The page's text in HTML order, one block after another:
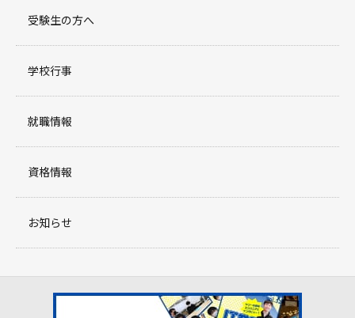
受験生の方へ
学校行事
就職情報
資格情報
お知らせ